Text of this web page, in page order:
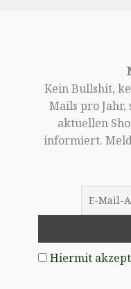
Kein Bullshit,
Mails pro
aktuellen
informiert.
Hiermit